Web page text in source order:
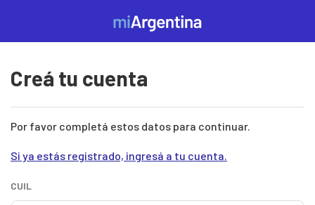
Mi
Creá tu cuenta
Por favor completá estos datos para continuar.
Si ya estás registrado, ingresá a tu cuenta.
CUIL